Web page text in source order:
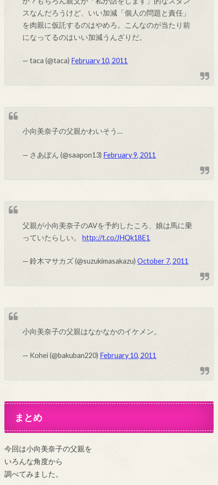
スなんだろうけど、いい加減「個人の問題と責任」
を肉親に仮託するのはやめろ。こんなのが当たり前
になってるのはいい加減うんざりだ。
— taca (@taca) February 10, 2011
小向美奈子の父親かわいそう…
— さあぽん (@saapon13) February 9, 2011
父親が小向美奈子のAVを予約したころ、娘は馬に乗
っていたらしい。http://t.co/JHQk18E1
— 鈴木マサカズ (@suzukimasakazu)October 7, 2011
小向美奈子の父親はなかなかのイケメン。
— Kohei (@bakuban220) February 10, 2011
まとめ
今回は小向美奈子の父親を
いろんな角度から
調べてみました。